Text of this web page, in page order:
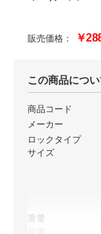
販売価格： ￥
この商品につ
商品コード
メーカー
ロックタイプ
サイズ
重量